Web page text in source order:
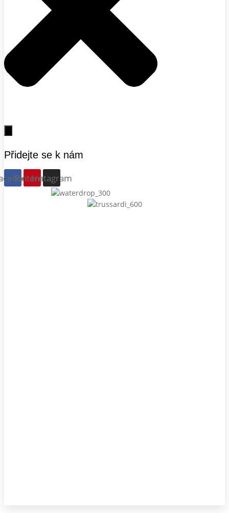
Přidejte se k nám
PinterestInstagram